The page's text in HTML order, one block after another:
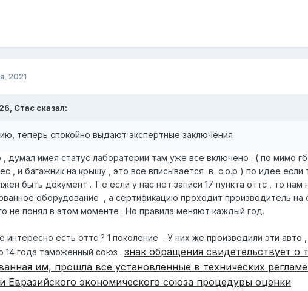
2021
Стас сказал:
теперь спокойно выдают экспертные заключения
думал имея статус лаборатории там уже все включено . ( по мимо
, и багажник на крышу , это все вписывается в с.о.р ) по идее если
быть документ . Т.е если у нас нет записи 17 пункта оттс , то нам
оборудование , а сертификацию проходит производитель на
не понял в этом моменте . Но правила меняют каждый год.
интересно есть оттс ? 1 поколение . У них же производили эти авто
14 года таможенный союз . знак обращения свидетельствует о
им, прошла все установленные в технических
Евразийского экономического союза процедуры оценки